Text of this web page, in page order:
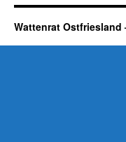
Wattenrat